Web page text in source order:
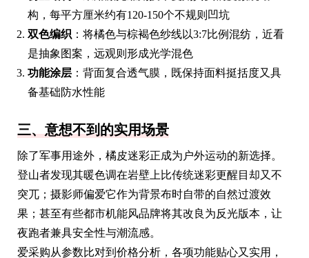
构，每平方厘米约有120-150个不规则凹坑
双色编织 ：将橘色与棕褐色纱线以3:7比例混纺，近看
是抽象图案，远观则形成光学混色
功能涂层 ：背面复合透气膜，既保持面料挺括度又具
备基础防水性能
三、意想不到的实用场景
除了军事用途外，橘皮迷彩正成为户外运动的新选择。
登山者发现其暖色调在岩壁上比传统迷彩更醒目却又不
突兀；摄影师偏爱它作为背景布时自带的自然过渡效
果；甚至有些都市机能风品牌将其改良为反光版本，让
夜跑者兼具安全性与潮流感。
爱采购从参数比对到价格分析，各项功能贴心又实用，